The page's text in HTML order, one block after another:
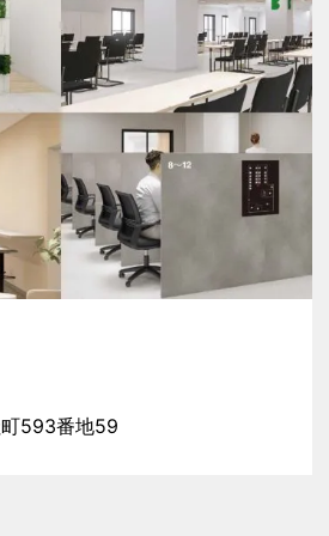
593番地59